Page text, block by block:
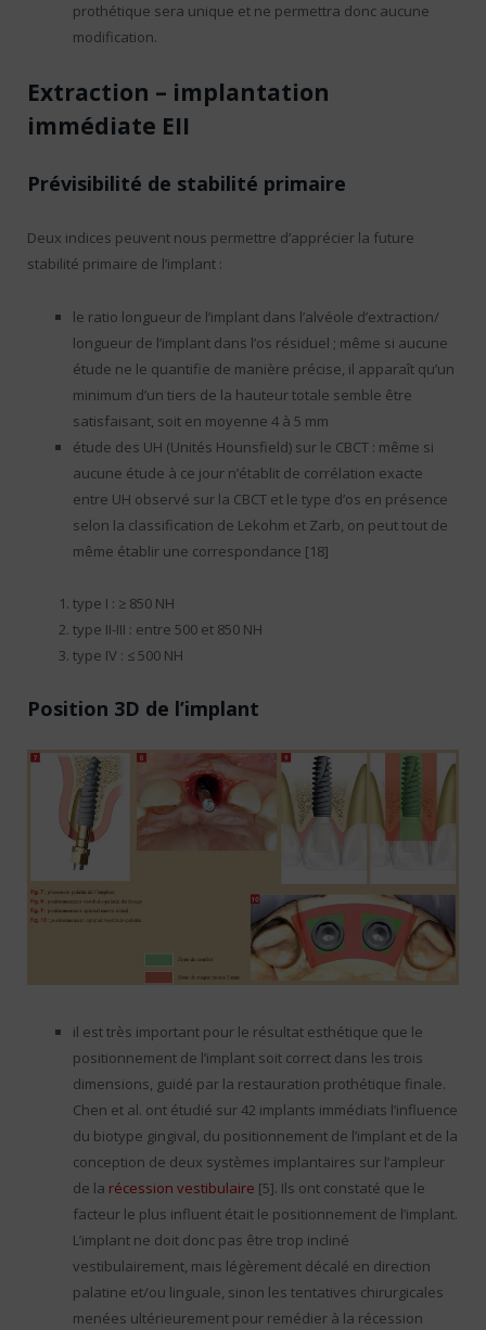
prothétique sera unique et ne permettra donc aucune
modification.
Extraction – implantation
immédiate EII
Prévisibilité de stabilité primaire
Deux indices peuvent nous permettre d’apprécier la future
stabilité primaire de l’implant :
le ratio longueur de l’implant dans l’alvéole d’extraction/
longueur de l’implant dans l’os résiduel ; même si aucune
étude ne le quantifie de manière précise, il apparaît qu’un
minimum d’un tiers de la hauteur totale semble être
satisfaisant, soit en moyenne 4 à 5 mm
étude des UH (Unités Hounsfield) sur le CBCT : même si
aucune étude à ce jour n’établit de corrélation exacte
entre UH observé sur la CBCT et le type d’os en présence
selon la classification de Lekohm et Zarb, on peut tout de
même établir une correspondance [18]
type I : ≥ 850 NH
type II-III : entre 500 et 850 NH
type IV : ≤ 500 NH
Position 3D de l’implant
il est très important pour le résultat esthétique que le
positionnement de l’implant soit correct dans les trois
dimensions, guidé par la restauration prothétique finale.
Chen et al. ont étudié sur 42 implants immédiats l’influence
du biotype gingival, du positionnement de l’implant et de la
conception de deux systèmes implantaires sur l’ampleur
de la récession vestibulaire [5]. Ils ont constaté que le
facteur le plus influent était le positionnement de l’implant.
L’implant ne doit donc pas être trop incliné
vestibulairement, mais légèrement décalé en direction
palatine et/ou linguale, sinon les tentatives chirurgicales
menées ultérieurement pour remédier à la récession